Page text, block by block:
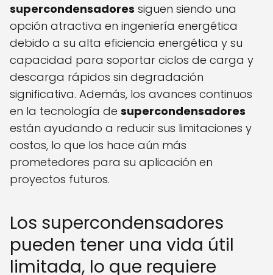
supercondensadores siguen siendo una
opción atractiva en ingeniería energética
debido a su alta eficiencia energética y su
capacidad para soportar ciclos de carga y
descarga rápidos sin degradación
significativa. Además, los avances continuos
en la tecnología de supercondensadores
están ayudando a reducir sus limitaciones y
costos, lo que los hace aún más
prometedores para su aplicación en
proyectos futuros.
Los supercondensadores
pueden tener una vida útil
limitada, lo que requiere